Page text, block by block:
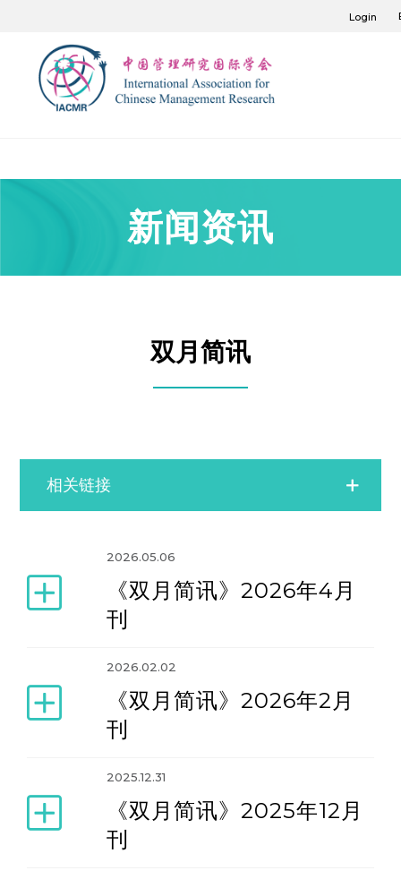
Login
新闻资讯
双月简讯
相关链接
学会动态
缅怀梁觉老师纪念刊
2026.05.06
《双月简讯》2026年4月
刊
2026.02.02
《双月简讯》2026年2月
刊
2025.12.31
《双月简讯》2025年12月
刊